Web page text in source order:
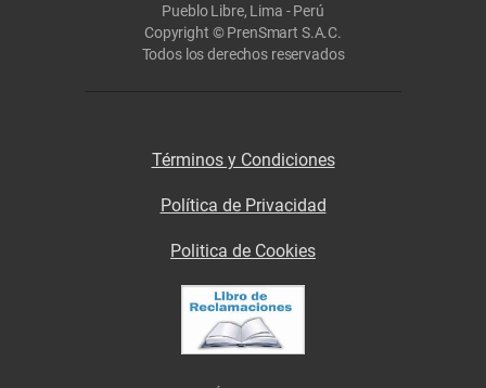
Pueblo Libre, Lima - Perú
Copyright © PrenSmart S.A.C.
Todos los derechos reservados
Términos y Condiciones
Política de Privacidad
Politica de Cookies